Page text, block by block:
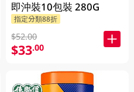
即沖裝10包裝 280G
指定分類88折
$52.00
$33.00